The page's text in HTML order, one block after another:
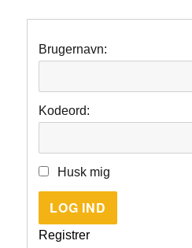
Brugernavn:
Kodeord:
Husk mig
LOG IND
Registrer